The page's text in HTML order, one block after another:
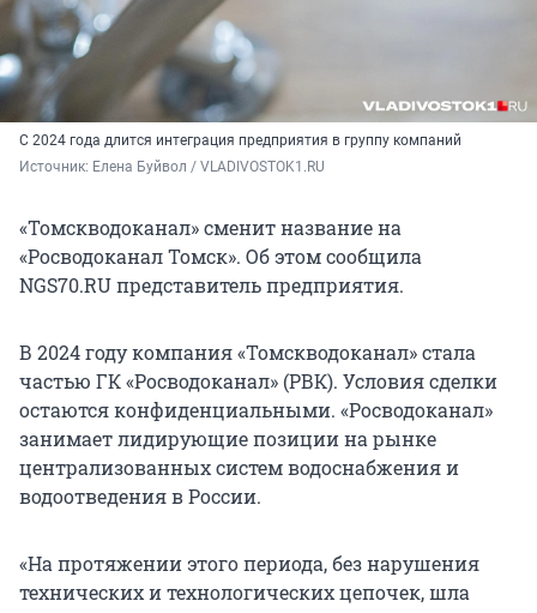
C 2024 года длится интеграция предприятия в группу компаний
Источник: Елена Буйвол / VLADIVOSTOK1.RU
«Томскводоканал» сменит название на
«Росводоканал Томск». Об этом сообщила
NGS70.RU представитель предприятия.
В 2024 году компания «Томскводоканал» стала
частью ГК «Росводоканал» (РВК). Условия сделки
остаются конфиденциальными. «Росводоканал»
занимает лидирующие позиции на рынке
централизованных систем водоснабжения и
водоотведения в России.
«На протяжении этого периода, без нарушения
технических и технологических цепочек, шла